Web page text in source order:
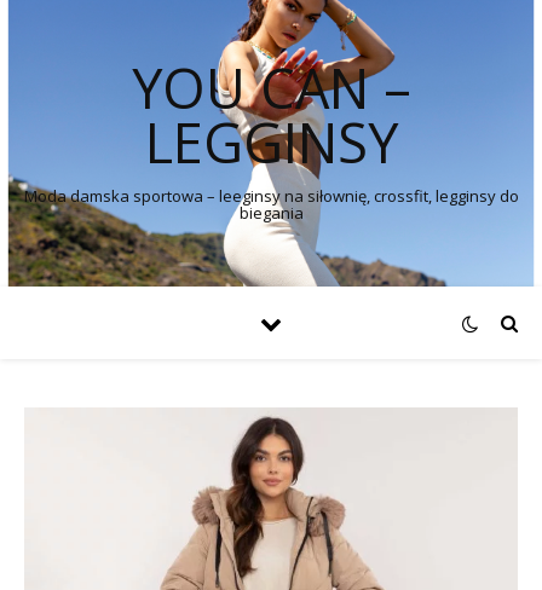
YOU CAN –
LEGGINSY
Moda damska sportowa – leeginsy na siłownię, crossfit, legginsy do
biegania